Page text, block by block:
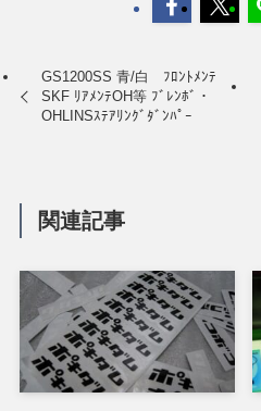
GS1200SS 青/白 ﾌﾛﾝﾄﾒﾝﾃ
SKF ﾘｱﾒﾝﾃOH等 ﾌﾞﾚﾝﾎﾞ・
OHLINSｽﾃｱﾘﾝｸﾞﾀﾞﾝﾊﾟｰ
関連記事